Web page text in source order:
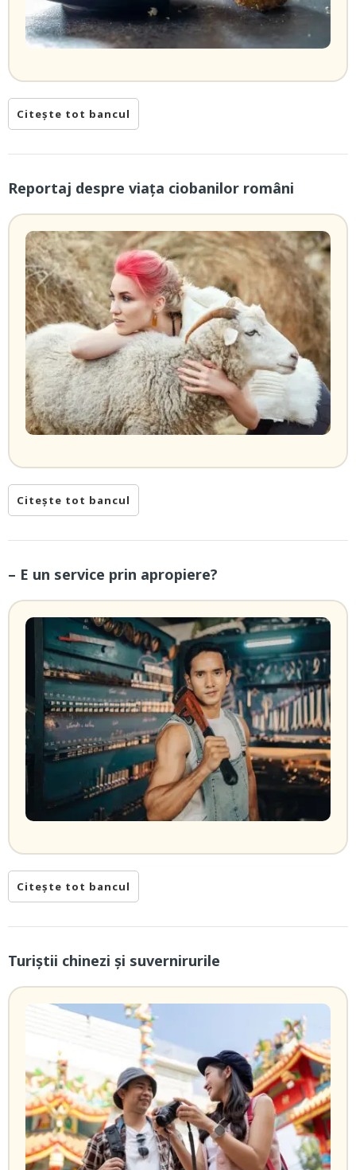
Citește tot bancul
Reportaj despre viața ciobanilor români
Citește tot bancul
– E un service prin apropiere?
Citește tot bancul
Turiștii chinezi și suvernirurile